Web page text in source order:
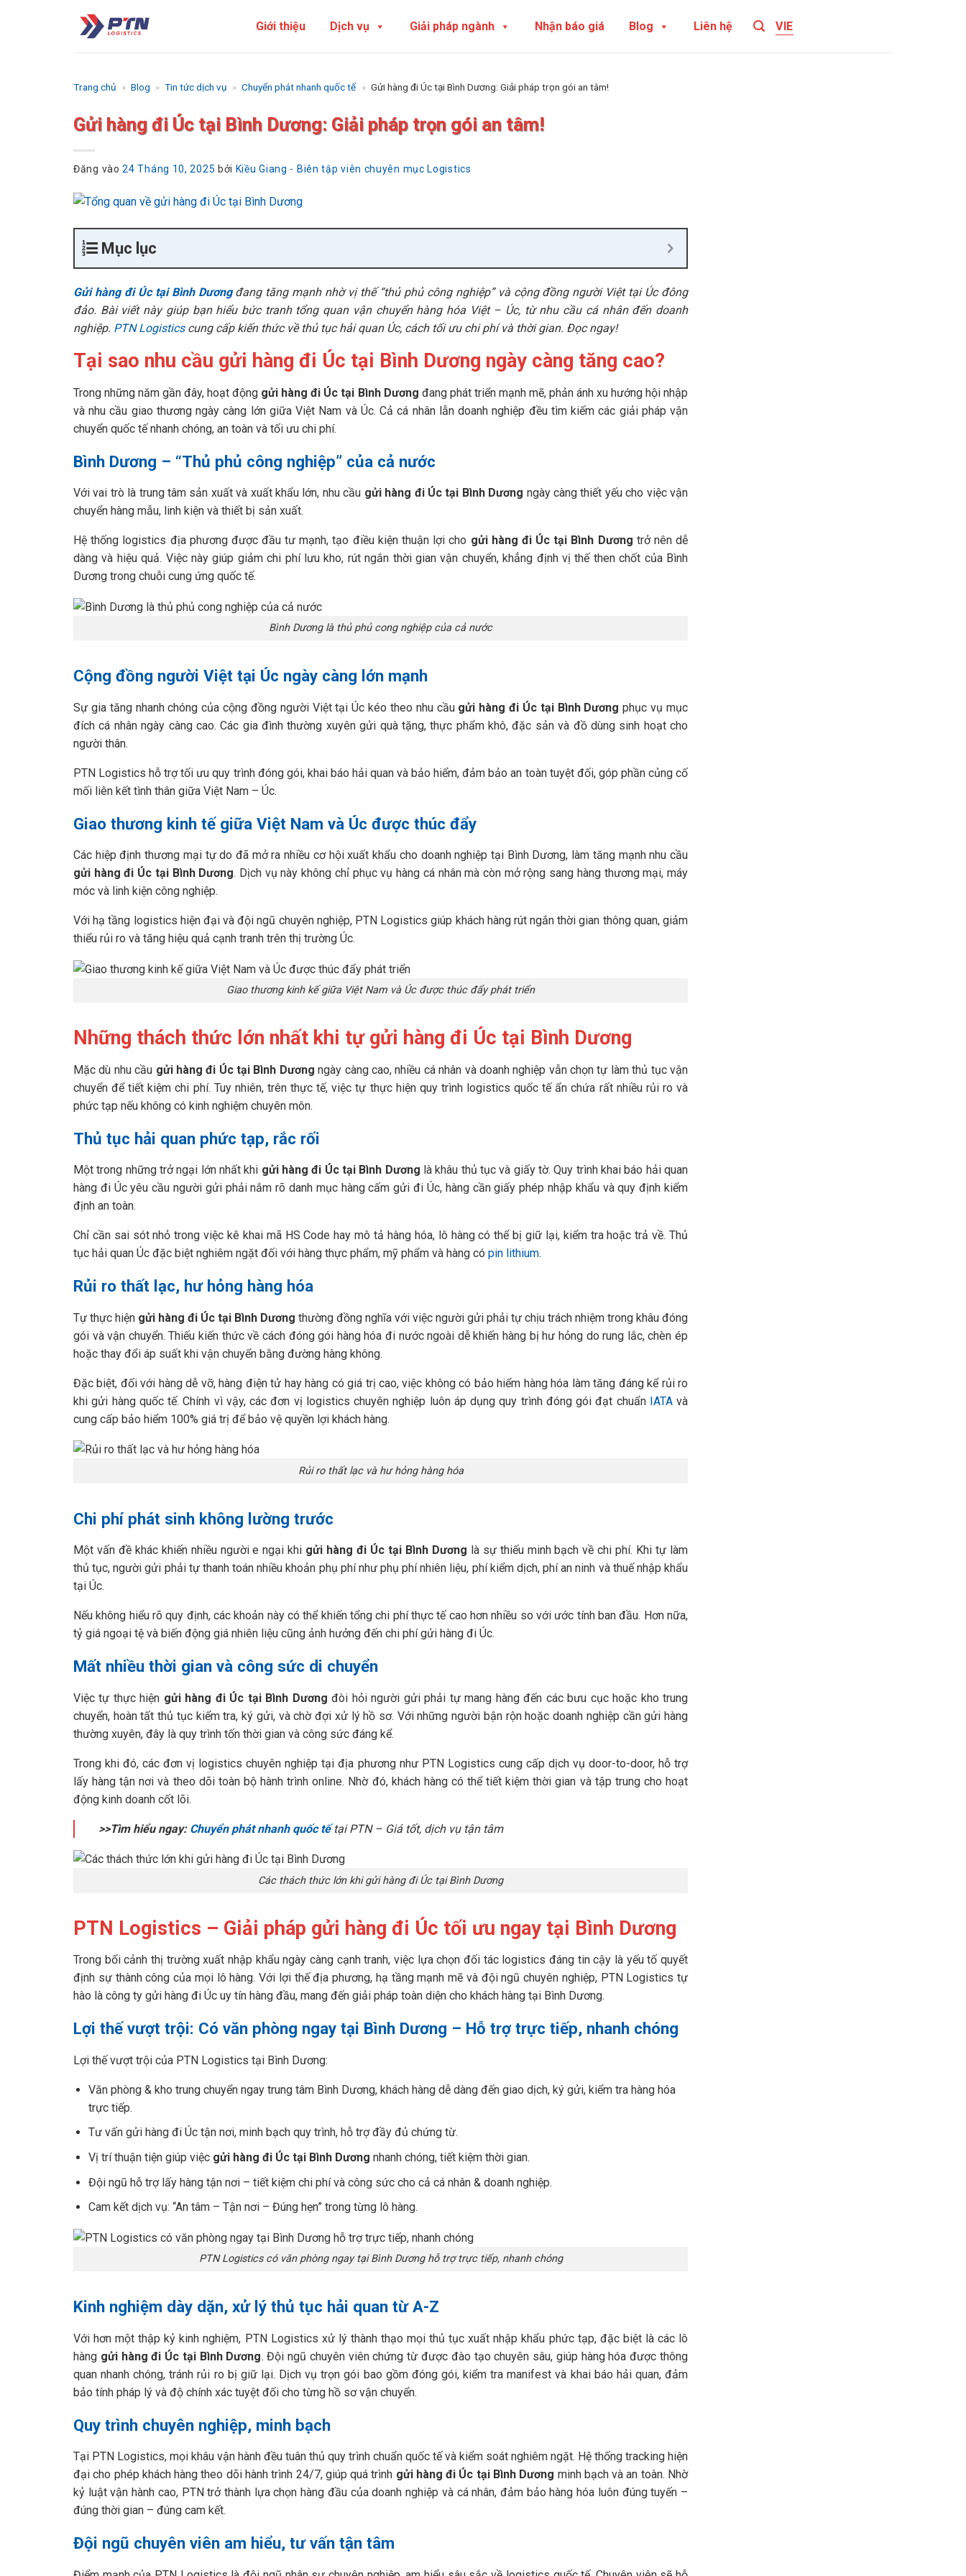
Giới thiệu Dịch vụ Giải pháp ngành Nhận báo giá Blog Liên hệ VIE
Trang chủ » Blog » Tin tức dịch vụ » Chuyển phát nhanh quốc tế » Gửi hàng đi Úc tại Bình Dương: Giải pháp trọn gói an tâm!
Gửi hàng đi Úc tại Bình Dương: Giải pháp trọn gói an tâm!
Đăng vào24 Tháng 10, 2025 bởi Kiều Giang - Biên tập viên chuyên mục Logistics
Mục lục
Gửi hàng đi Úc tại Bình Dươngđang tăng mạnh nhờ vị thế “thủ phủ công nghiệp” và cộng đồng người Việt tại Úc đông
đảo. Bài viết này giúp bạn hiểu bức tranh tổng quan vận chuyển hàng hóa Việt – Úc, từ nhu cầu cá nhân đến doanh
nghiệp. PTN Logisticscung cấp kiến thức về thủ tục hải quan Úc, cách tối ưu chi phí và thời gian. Đọc ngay!
Tại sao nhu cầu gửi hàng đi Úc tại Bình Dương ngày càng tăng cao?
Trong những năm gần đây, hoạt động gửi hàng đi Úc tại Bình Dương đang phát triển mạnh mẽ, phản ánh xu hướng hội nhập
và nhu cầu giao thương ngày càng lớn giữa Việt Nam và Úc. Cả cá nhân lẫn doanh nghiệp đều tìm kiếm các giải pháp vận
chuyển quốc tế nhanh chóng, an toàn và tối ưu chi phí.
Bình Dương – “Thủ phủ công nghiệp” của cả nước
Với vai trò là trung tâm sản xuất và xuất khẩu lớn, nhu cầu gửi hàng đi Úc tại Bình Dương ngày càng thiết yếu cho việc vận
chuyển hàng mẫu, linh kiện và thiết bị sản xuất.
Hệ thống logistics địa phương được đầu tư mạnh, tạo điều kiện thuận lợi cho gửi hàng đi Úc tại Bình Dương trở nên dễ
dàng và hiệu quả. Việc này giúp giảm chi phí lưu kho, rút ngắn thời gian vận chuyển, khẳng định vị thế then chốt của Bình
Dương trong chuỗi cung ứng quốc tế.
Bình Dương là thủ phủ cong nghiệp của cả nước
Cộng đồng người Việt tại Úc ngày càng lớn mạnh
Sự gia tăng nhanh chóng của cộng đồng người Việt tại Úc kéo theo nhu cầu gửi hàng đi Úc tại Bình Dương phục vụ mục
đích cá nhân ngày càng cao. Các gia đình thường xuyên gửi quà tặng, thực phẩm khô, đặc sản và đồ dùng sinh hoạt cho
người thân.
PTN Logistics hỗ trợ tối ưu quy trình đóng gói, khai báo hải quan và bảo hiểm, đảm bảo an toàn tuyệt đối, góp phần củng cố
mối liên kết tình thân giữa Việt Nam – Úc.
Giao thương kinh tế giữa Việt Nam và Úc được thúc đẩy
Các hiệp định thương mại tự do đã mở ra nhiều cơ hội xuất khẩu cho doanh nghiệp tại Bình Dương, làm tăng mạnh nhu cầu
gửi hàng đi Úc tại Bình Dương. Dịch vụ này không chỉ phục vụ hàng cá nhân mà còn mở rộng sang hàng thương mại, máy
móc và linh kiện công nghiệp.
Với hạ tầng logistics hiện đại và đội ngũ chuyên nghiệp, PTN Logistics giúp khách hàng rút ngắn thời gian thông quan, giảm
thiểu rủi ro và tăng hiệu quả cạnh tranh trên thị trường Úc.
Giao thương kinh kế giữa Việt Nam và Úc được thúc đẩy phát triển
Những thách thức lớn nhất khi tự gửi hàng đi Úc tại Bình Dương
Mặc dù nhu cầu gửi hàng đi Úc tại Bình Dương ngày càng cao, nhiều cá nhân và doanh nghiệp vẫn chọn tự làm thủ tục vận
chuyển để tiết kiệm chi phí. Tuy nhiên, trên thực tế, việc tự thực hiện quy trình logistics quốc tế ẩn chứa rất nhiều rủi ro và
phức tạp nếu không có kinh nghiệm chuyên môn.
Thủ tục hải quan phức tạp, rắc rối
Một trong những trở ngại lớn nhất khi gửi hàng đi Úc tại Bình Dương là khâu thủ tục và giấy tờ. Quy trình khai báo hải quan
hàng đi Úc yêu cầu người gửi phải nắm rõ danh mục hàng cấm gửi đi Úc, hàng cần giấy phép nhập khẩu và quy định kiểm
định an toàn.
Chỉ cần sai sót nhỏ trong việc kê khai mã HS Code hay mô tả hàng hóa, lô hàng có thể bị giữ lại, kiểm tra hoặc trả về. Thủ
tục hải quan Úc đặc biệt nghiêm ngặt đối với hàng thực phẩm, mỹ phẩm và hàng có pin lithium.
Rủi ro thất lạc, hư hỏng hàng hóa
Tự thực hiện gửi hàng đi Úc tại Bình Dương thường đồng nghĩa với việc người gửi phải tự chịu trách nhiệm trong khâu đóng
gói và vận chuyển. Thiếu kiến thức về cách đóng gói hàng hóa đi nước ngoài dễ khiến hàng bị hư hỏng do rung lắc, chèn ép
hoặc thay đổi áp suất khi vận chuyển bằng đường hàng không.
Đặc biệt, đối với hàng dễ vỡ, hàng điện tử hay hàng có giá trị cao, việc không có bảo hiểm hàng hóa làm tăng đáng kể rủi ro
khi gửi hàng quốc tế. Chính vì vậy, các đơn vị logistics chuyên nghiệp luôn áp dụng quy trình đóng gói đạt chuẩn IATAvà
cung cấp bảo hiểm 100% giá trị để bảo vệ quyền lợi khách hàng.
Rủi ro thất lạc và hư hỏng hàng hóa
Chi phí phát sinh không lường trước
Một vấn đề khác khiến nhiều người e ngại khi gửi hàng đi Úc tại Bình Dương là sự thiếu minh bạch về chi phí. Khi tự làm
thủ tục, người gửi phải tự thanh toán nhiều khoản phụ phí như phụ phí nhiên liệu, phí kiểm dịch, phí an ninh và thuế nhập khẩu
tại Úc.
Nếu không hiểu rõ quy định, các khoản này có thể khiến tổng chi phí thực tế cao hơn nhiều so với ước tính ban đầu. Hơn nữa,
tỷ giá ngoại tệ và biến động giá nhiên liệu cũng ảnh hưởng đến chi phí gửi hàng đi Úc.
Mất nhiều thời gian và công sức di chuyển
Việc tự thực hiện gửi hàng đi Úc tại Bình Dương đòi hỏi người gửi phải tự mang hàng đến các bưu cục hoặc kho trung
chuyển, hoàn tất thủ tục kiểm tra, ký gửi, và chờ đợi xử lý hồ sơ. Với những người bận rộn hoặc doanh nghiệp cần gửi hàng
thường xuyên, đây là quy trình tốn thời gian và công sức đáng kể.
Trong khi đó, các đơn vị logistics chuyên nghiệp tại địa phương như PTN Logistics cung cấp dịch vụ door-to-door, hỗ trợ
lấy hàng tận nơi và theo dõi toàn bộ hành trình online. Nhờ đó, khách hàng có thể tiết kiệm thời gian và tập trung cho hoạt
động kinh doanh cốt lõi.
>>Tìm hiểu ngay: Chuyển phát nhanh quốc tếtại PTN – Giá tốt, dịch vụ tận tâm
Các thách thức lớn khi gửi hàng đi Úc tại Bình Dương
PTN Logistics – Giải pháp gửi hàng đi Úc tối ưu ngay tại Bình Dương
Trong bối cảnh thị trường xuất nhập khẩu ngày càng cạnh tranh, việc lựa chọn đối tác logistics đáng tin cậy là yếu tố quyết
định sự thành công của mọi lô hàng. Với lợi thế địa phương, hạ tầng mạnh mẽ và đội ngũ chuyên nghiệp, PTN Logistics tự
hào là công ty gửi hàng đi Úc uy tín hàng đầu, mang đến giải pháp toàn diện cho khách hàng tại Bình Dương.
Lợi thế vượt trội: Có văn phòng ngay tại Bình Dương – Hỗ trợ trực tiếp, nhanh chóng
Lợi thế vượt trội của PTN Logistics tại Bình Dương:
Văn phòng & kho trung chuyển ngay trung tâm Bình Dương, khách hàng dễ dàng đến giao dịch, ký gửi, kiểm tra hàng hóa
trực tiếp.
Tư vấn gửi hàng đi Úc tận nơi, minh bạch quy trình, hỗ trợ đầy đủ chứng từ.
Vị trí thuận tiện giúp việc gửi hàng đi Úc tại Bình Dương nhanh chóng, tiết kiệm thời gian.
Đội ngũ hỗ trợ lấy hàng tận nơi – tiết kiệm chi phí và công sức cho cả cá nhân & doanh nghiệp.
Cam kết dịch vụ: “An tâm – Tận nơi – Đúng hẹn” trong từng lô hàng.
PTN Logistics có văn phòng ngay tại Bình Dương hỗ trợ trực tiếp, nhanh chóng
Kinh nghiệm dày dặn, xử lý thủ tục hải quan từ A-Z
Với hơn một thập kỷ kinh nghiệm, PTN Logistics xử lý thành thạo mọi thủ tục xuất nhập khẩu phức tạp, đặc biệt là các lô
hàng gửi hàng đi Úc tại Bình Dương. Đội ngũ chuyên viên chứng từ được đào tạo chuyên sâu, giúp hàng hóa được thông
quan nhanh chóng, tránh rủi ro bị giữ lại. Dịch vụ trọn gói bao gồm đóng gói, kiểm tra manifest và khai báo hải quan, đảm
bảo tính pháp lý và độ chính xác tuyệt đối cho từng hồ sơ vận chuyển.
Quy trình chuyên nghiệp, minh bạch
Tại PTN Logistics, mọi khâu vận hành đều tuân thủ quy trình chuẩn quốc tế và kiểm soát nghiêm ngặt. Hệ thống tracking hiện
đại cho phép khách hàng theo dõi hành trình 24/7, giúp quá trình gửi hàng đi Úc tại Bình Dương minh bạch và an toàn. Nhờ
kỷ luật vận hành cao, PTN trở thành lựa chọn hàng đầu của doanh nghiệp và cá nhân, đảm bảo hàng hóa luôn đúng tuyến –
đúng thời gian – đúng cam kết.
Đội ngũ chuyên viên am hiểu, tư vấn tận tâm